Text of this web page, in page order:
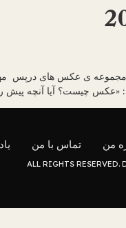
«عکس چیست؟ آیا آنچه پیش
من تماس با من